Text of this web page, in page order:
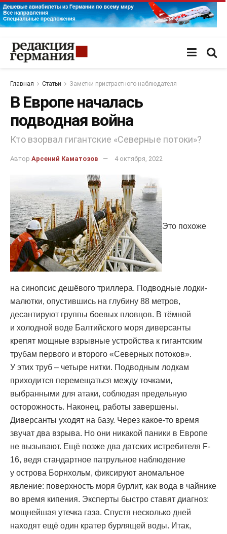
Главная Статьи Заметки пристрастного наблюдателя
В Европе началась
подводная война
Кто взорвал гигантские «Северные потоки»?
Автор Арсений Каматозов 4 октября, 2022
Это похоже
на синопсис дешёвого триллера. Подводные лодки-
малютки, опустившись на глубину 88 метров,
десантируют группы боевых пловцов. В тёмной
и холодной воде Балтийского моря диверсанты
крепят мощные взрывные устройства к гигантским
трубам первого и второго «Северных потоков».
У этих труб – четыре нитки. Подводным лодкам
приходится перемещаться между точками,
выбранными для атаки, соблюдая предельную
осторожность. Наконец, работы завершены.
Диверсанты уходят на базу. Через какое-то время
звучат два взрыва. Но они никакой паники в Европе
не вызывают. Ещё позже два датских истребителя F-
16, ведя стандартное патрульное наблюдение
у острова Борнхольм, фиксируют аномальное
явление: поверхность моря бурлит, как вода в чайнике
во время кипения. Эксперты быстро ставят диагноз:
мощнейшая утечка газа. Спустя несколько дней
находят ещё один кратер бурлящей воды. Итак,